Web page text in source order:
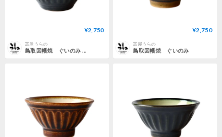
¥2,750
器屋うらの
鳥取因幡焼 ぐいのみ 青
¥2,750
器屋うらの
鳥取因幡焼 ぐいのみ